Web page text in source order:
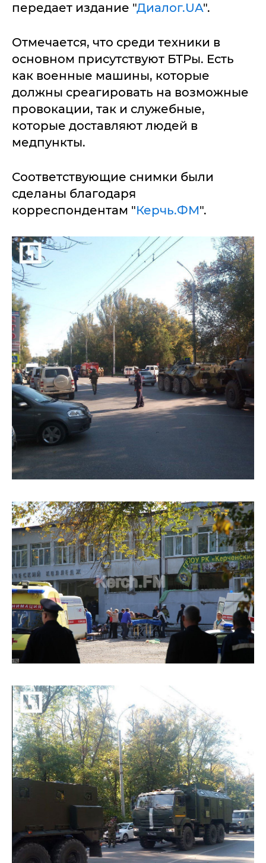
передает издание "Диалог.UA".
Отмечается, что среди техники в
основном присутствуют БТРы. Есть
как военные машины, которые
должны среагировать на возможные
провокации, так и служебные,
которые доставляют людей в
медпункты.
Соответствующие снимки были
сделаны благодаря
корреспондентам "Керчь.ФМ".